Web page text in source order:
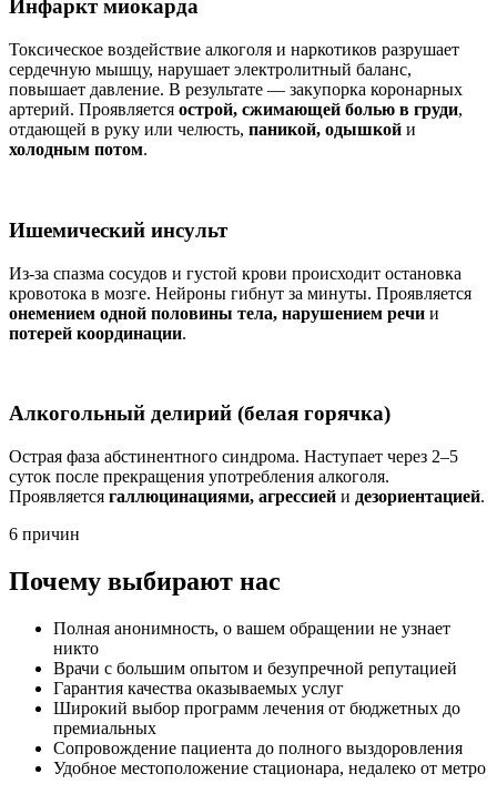
Инфаркт миокарда
Токсическое воздействие алкоголя и наркотиков разрушает
сердечную мышцу, нарушает электролитный баланс,
повышает давление. В результате — закупорка коронарных
артерий. Проявляется острой, сжимающей болью в груди,
отдающей в руку или челюсть, паникой, одышкой и
холодным потом.
Ишемический инсульт
Из-за спазма сосудов и густой крови происходит остановка
кровотока в мозге. Нейроны гибнут за минуты. Проявляется
онемением одной половины тела, нарушением речи и
потерей координации.
Алкогольный делирий (белая горячка)
Острая фаза абстинентного синдрома. Наступает через 2–5
суток после прекращения употребления алкоголя.
Проявляется галлюцинациями, агрессией и дезориентацией.
6 причин
Почему выбирают нас
Полная анонимность, о вашем обращении не узнает
никто
Врачи с большим опытом и безупречной репутацией
Гарантия качества оказываемых услуг
Широкий выбор программ лечения от бюджетных до
премиальных
Сопровождение пациента до полного выздоровления
Удобное местоположение стационара, недалеко от метро